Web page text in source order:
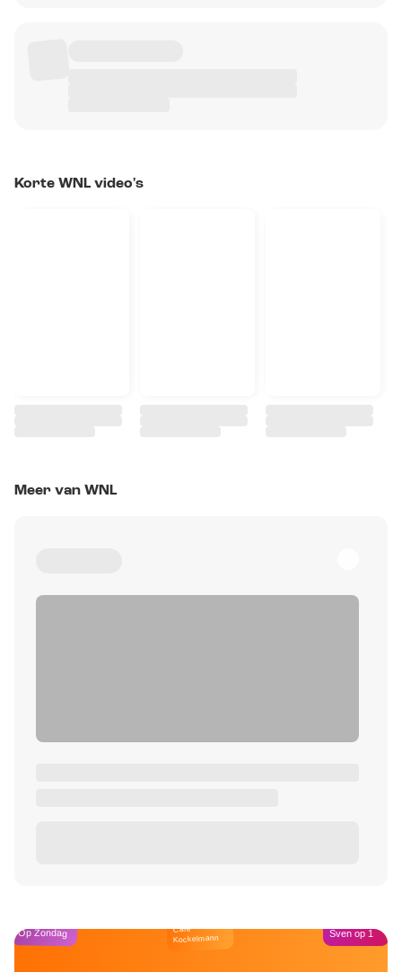
Korte WNL video's
Meer van WNL
Op Zondag Café
Kockelmann Sven op 1